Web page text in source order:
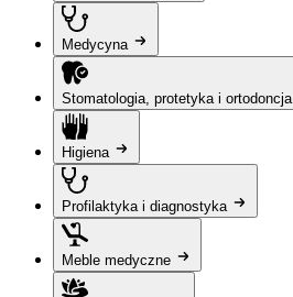
Medycyna
Stomatologia, protetyka i ortodoncja
Higiena
Profilaktyka i diagnostyka
Meble medyczne